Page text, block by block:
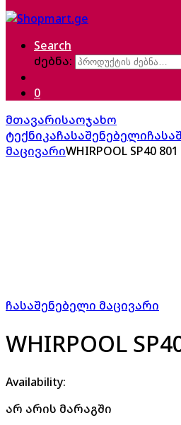
Search
ძებნა:
0
მთავარისაოჯახო
ტექნიკაჩასაშენებელი
მაცივარიWHIRPOOL SP40 801
ჩასაშენებელი მაცივარი
WHIRPOOL
Availability:
არ არის მარაგში